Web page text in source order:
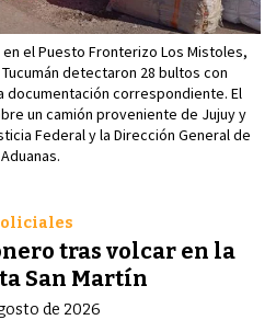
el Puesto Fronterizo Los Mistoles,
detectaron 28 bultos con
correspondiente. El
un camión proveniente de Jujuy y
Federal y la Dirección General de
Aduanas.
tras volcar en la
San Martín
de 2026